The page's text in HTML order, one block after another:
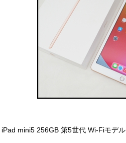
iPad mini5 256GB 第5世代 Wi-Fiモデル